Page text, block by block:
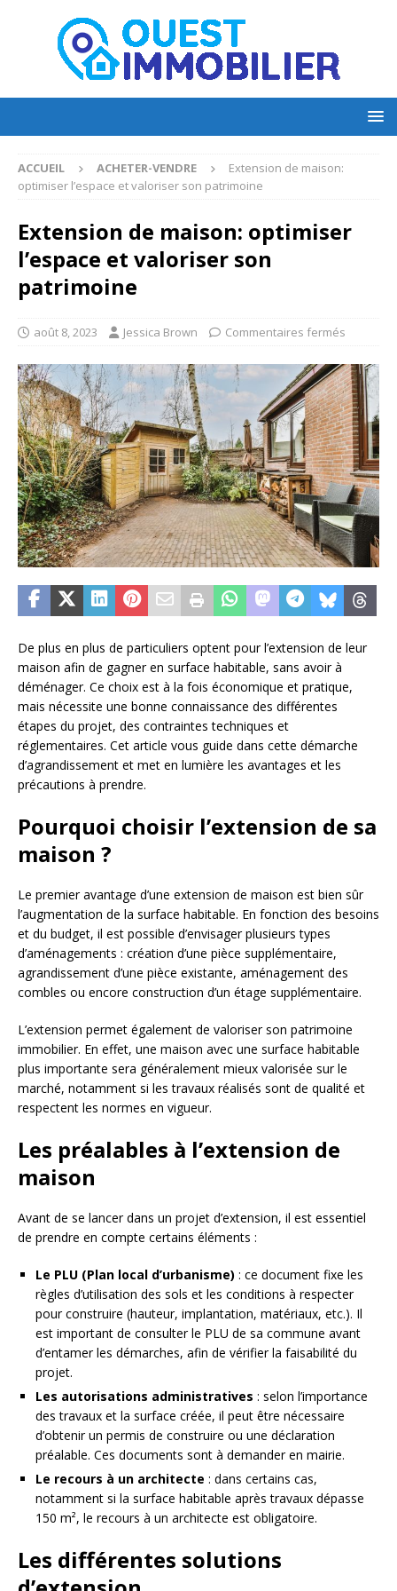
ACCUEIL ACHETER-VENDRE
Extension de maison:
optimiser l’espace et valoriser son patrimoine
Extension de maison: optimiser
l’espace et valoriser son
patrimoine
août 8, 2023 Jessica Brown Commentaires fermés
De plus en plus de particuliers optent pour l’extension de leur
maison afin de gagner en surface habitable, sans avoir à
déménager. Ce choix est à la fois économique et pratique,
mais nécessite une bonne connaissance des différentes
étapes du projet, des contraintes techniques et
réglementaires. Cet article vous guide dans cette démarche
d’agrandissement et met en lumière les avantages et les
précautions à prendre.
Pourquoi choisir l’extension de sa
maison ?
Le premier avantage d’une extension de maison est bien sûr
l’augmentation de la surface habitable. En fonction des besoins
et du budget, il est possible d’envisager plusieurs types
d’aménagements : création d’une pièce supplémentaire,
agrandissement d’une pièce existante, aménagement des
combles ou encore construction d’un étage supplémentaire.
L’extension permet également de valoriser son patrimoine
immobilier. En effet, une maison avec une surface habitable
plus importante sera généralement mieux valorisée sur le
marché, notamment si les travaux réalisés sont de qualité et
respectent les normes en vigueur.
Les préalables à l’extension de
maison
Avant de se lancer dans un projet d’extension, il est essentiel
de prendre en compte certains éléments :
Le PLU (Plan local d’urbanisme) : ce document fixe les
règles d’utilisation des sols et les conditions à respecter
pour construire (hauteur, implantation, matériaux, etc.). Il
est important de consulter le PLU de sa commune avant
d’entamer les démarches, afin de vérifier la faisabilité du
projet.
Les autorisations administratives : selon l’importance
des travaux et la surface créée, il peut être nécessaire
d’obtenir un permis de construire ou une déclaration
préalable. Ces documents sont à demander en mairie.
Le recours à un architecte : dans certains cas,
notamment si la surface habitable après travaux dépasse
150 m², le recours à un architecte est obligatoire.
Les différentes solutions